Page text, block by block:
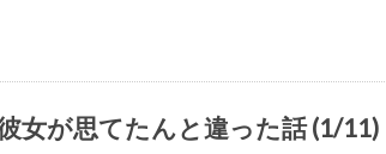
女が思てたんと違った話 (1/11)